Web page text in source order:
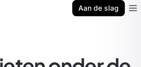
Aan de slag